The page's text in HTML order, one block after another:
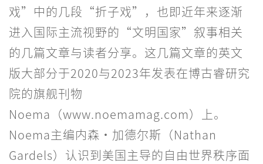
戏”中的几段“折子戏”，也即近年来逐渐
进入国际主流视野的“文明国家”叙事相关
的几篇文章与读者分享。这几篇文章的英文
版大部分于2020与2023年发表在博古睿研究
院的旗舰刊物
Noema（www.noemamag.com）上。
Noema主编内森·加德尔斯（Nathan
Gardels）认识到美国主导的自由世界秩序面